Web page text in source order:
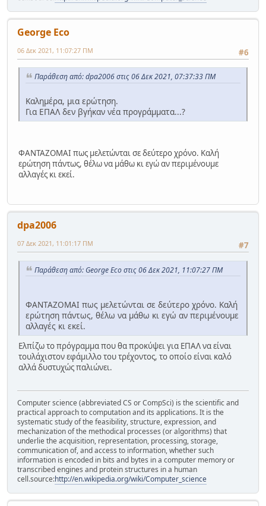
George Eco
#6
06 Δεκ 2021, 11:07:27 ΠΜ
Παράθεση από: dpa2006 στις 06 Δεκ 2021, 07:37:33 ΠΜ
Καλημέρα, μια ερώτηση.
Για ΕΠΑΛ δεν βγήκαν νέα προγράμματα...?
ΦΑΝΤΑΖΟΜΑΙ πως μελετώνται σε δεύτερο χρόνο. Καλή
ερώτηση πάντως, θέλω να μάθω κι εγώ αν περιμένουμε
αλλαγές κι εκεί.
dpa2006
#7
07 Δεκ 2021, 11:01:17 ΠΜ
Παράθεση από: George Eco στις 06 Δεκ 2021, 11:07:27 ΠΜ
ΦΑΝΤΑΖΟΜΑΙ πως μελετώνται σε δεύτερο χρόνο. Καλή
ερώτηση πάντως, θέλω να μάθω κι εγώ αν περιμένουμε
αλλαγές κι εκεί.
Ελπίζω το πρόγραμμα που θα προκύψει για ΕΠΑΛ να είναι
τουλάχιστον εφάμιλλο του τρέχοντος, το οποίο είναι καλό
αλλά δυστυχώς παλιώνει.
Computer science (abbreviated CS or CompSci) is the scientific and
practical approach to computation and its applications. It is the
systematic study of the feasibility, structure, expression, and
mechanization of the methodical processes (or algorithms) that
underlie the acquisition, representation, processing, storage,
communication of, and access to information, whether such
information is encoded in bits and bytes in a computer memory or
transcribed engines and protein structures in a human
cell.source:http://en.wikipedia.org/wiki/Computer_science